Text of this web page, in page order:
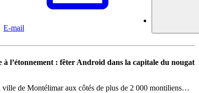
E-mail
l’étonnement : fêter Android dans la capitale du nougat
ville de Montélimar aux côtés de plus de 2 000 montiliens…